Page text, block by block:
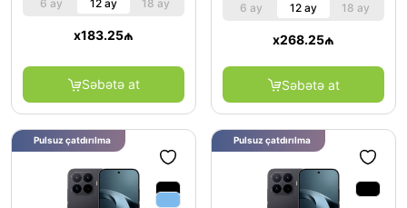
6 ay 12 ay 18 ay
x183.25₼
Səbətə at
6 ay 12 ay 18 ay
x268.25₼
Səbətə at
Pulsuz çatdırılma Pulsuz çatdırılma